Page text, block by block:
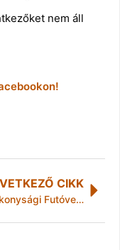
nem áll
CIKK
Jótékonysági Futóverseny